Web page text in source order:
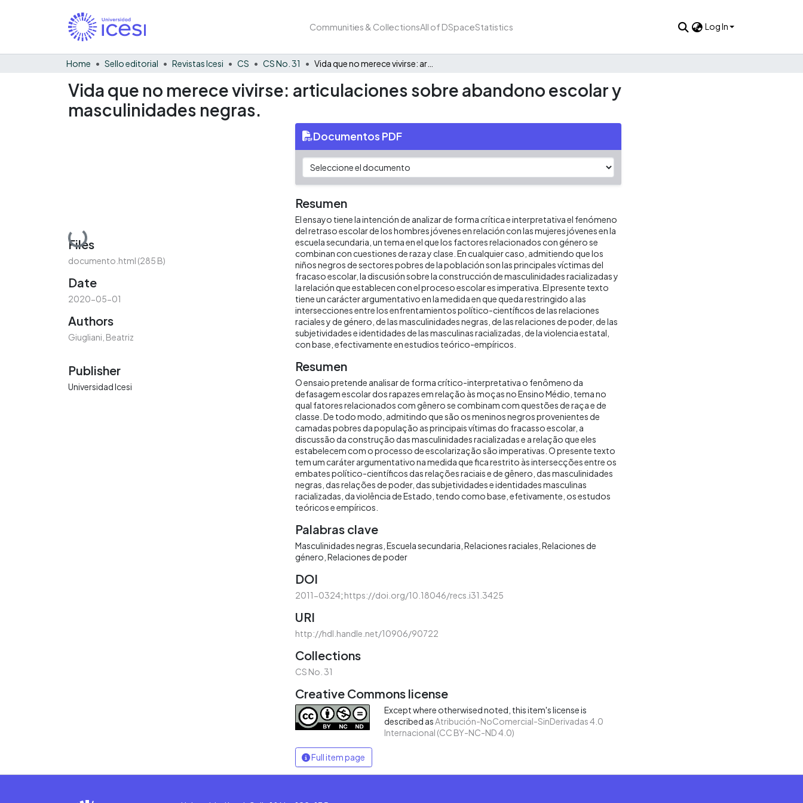
Communities & CollectionsAll of DSpaceStatistics Log In
Home Sello editorial Revistas Icesi CS CS No. 31
Vida que no merece vivirse: articulaciones sobre abandono escolar y
masculinidades negras.
Loading...
Files
documento.html (285 B)
Date
2020-05-01
Authors
Giugliani, Beatriz
Publisher
Universidad Icesi
Documentos PDF
Resumen
El ensayo tiene la intención de analizar de forma crítica e interpretativa el fenómeno
del retraso escolar de los hombres jóvenes en relación con las mujeres jóvenes en la
escuela secundaria, un tema en el que los factores relacionados con género se
combinan con cuestiones de raza y clase. En cualquier caso, admitiendo que los
niños negros de sectores pobres de la población son las principales víctimas del
fracaso escolar, la discusión sobre la construcción de masculinidades racializadas y
la relación que establecen con el proceso escolar es imperativa. El presente texto
tiene un carácter argumentativo en la medida en que queda restringido a las
intersecciones entre los enfrentamientos político-científicos de las relaciones
raciales y de género, de las masculinidades negras, de las relaciones de poder, de las
subjetividades e identidades de las masculinas racializadas, de la violencia estatal,
con base, efectivamente en estudios teórico-empíricos.
Resumen
O ensaio pretende analisar de forma crítico-interpretativa o fenômeno da
defasagem escolar dos rapazes em relação às moças no Ensino Médio, tema no
qual fatores relacionados com gênero se combinam com questões de raça e de
classe. De todo modo, admitindo que são os meninos negros provenientes de
camadas pobres da população as principais vítimas do fracasso escolar, a
discussão da construção das masculinidades racializadas e a relação que eles
estabelecem com o processo de escolarização são imperativas. O presente texto
tem um caráter argumentativo na medida que fica restrito às intersecções entre os
embates político-científicos das relações raciais e de gênero, das masculinidades
negras, das relações de poder, das subjetividades e identidades masculinas
racializadas, da violência de Estado, tendo como base, efetivamente, os estudos
teóricos e empíricos.
Palabras clave
Masculinidades negras Escuela secundaria Relaciones raciales Relaciones de
género Relaciones de poder
DOI
2011-0324; https://doi.org/10.18046/recs.i31.3425
URI
http://hdl.handle.net/10906/90722
Collections
CS No. 31
Creative Commons license
Except where otherwised noted, this item's license is
described as Atribución-NoComercial-SinDerivadas 4.0
Internacional (CC BY-NC-ND 4.0)
Full item page